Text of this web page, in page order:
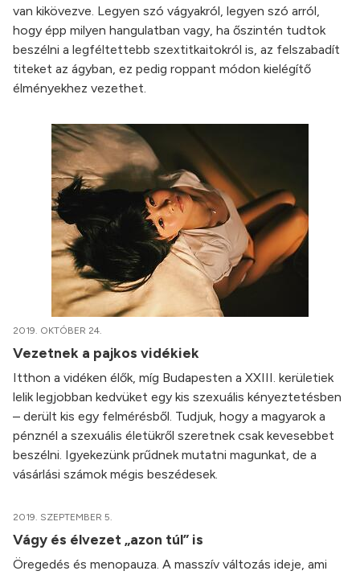
van kikövezve. Legyen szó vágyakról, legyen szó arról,
hogy épp milyen hangulatban vagy, ha őszintén tudtok
beszélni a legféltettebb szextitkaitokról is, az felszabadít
titeket az ágyban, ez pedig roppant módon kielégítő
élményekhez vezethet.
2019. OKTÓBER 24.
Vezetnek a pajkos vidékiek
Itthon a vidéken élők, míg Budapesten a XXIII. kerületiek
lelik legjobban kedvüket egy kis szexuális kényeztetésben
– derült kis egy felmérésből. Tudjuk, hogy a magyarok a
pénznél a szexuális életükről szeretnek csak kevesebbet
beszélni. Igyekezünk prűdnek mutatni magunkat, de a
vásárlási számok mégis beszédesek.
2019. SZEPTEMBER 5.
Vágy és élvezet „azon túl” is
Öregedés és menopauza. A masszív változás ideje, ami